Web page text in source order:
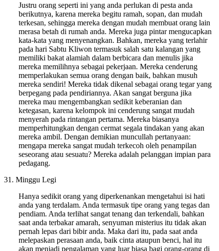
Justru orang seperti ini yang anda perlukan di pesta anda
berikutnya, karena mereka begitu ramah, sopan, dan mudah
terkesan, sehingga mereka dengan mudah membuat orang lain
merasa betah di rumah anda. Mereka juga pintar mengucapkan
kata-kata yang menyenangkan. Bahkan, mereka yang terlahir
pada hari Sabtu Kliwon termasuk salah satu kalangan yang
memiliki bakat alamiah dalam berbicara dan menulis jika
mereka memilihnya sebagai pekerjaan. Mereka cenderung
memperlakukan semua orang dengan baik, bahkan musuh
mereka sendiri! Mereka tidak dikenal sebagai orang tegar yang
berpegang pada pendiriannya. Akan sangat berguna jika
mereka mau mengembangkan sedikit keberanian dan
ketegasan, karena kelompok ini cenderung sangat mudah
menyerah pada rintangan pertama. Mereka biasanya
memperhitungkan dengan cermat segala tindakan yang akan
mereka ambil. Dengan demikian muncullah pertanyaan:
mengapa mereka sangat mudah terkecoh oleh penampilan
seseorang atau sesuatu? Mereka adalah pelanggan impian para
pedagang.
31. Minggu Legi
Hanya sedikit orang yang diperkenankan mengetahui isi hati
anda yang terdalam. Anda termasuk tipe orang yang tegas dan
pendiam. Anda terlihat sangat tenang dan terkendali, bahkan
saat anda terbakar amarah, senyuman misterius itu tidak akan
pernah lepas dari bibir anda. Maka dari itu, pada saat anda
melepaskan perasaan anda, baik cinta ataupun benci, hal itu
akan menjadi pengalaman yang luar biasa bagi orang-orang di